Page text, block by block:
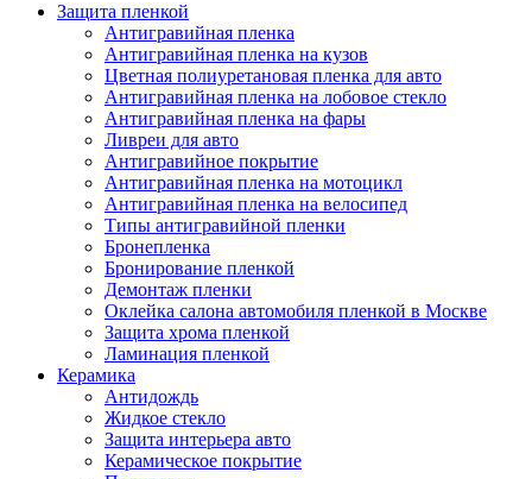
Защита пленкой
Антигравийная пленка
Антигравийная пленка на кузов
Цветная полиуретановая пленка для авто
Антигравийная пленка на лобовое стекло
Антигравийная пленка на фары
Ливреи для авто
Антигравийное покрытие
Антигравийная пленка на мотоцикл
Антигравийная пленка на велосипед
Типы антигравийной пленки
Бронепленка
Бронирование пленкой
Демонтаж пленки
Оклейка салона автомобиля пленкой в Москве
Защита хрома пленкой
Ламинация пленкой
Керамика
Антидождь
Жидкое стекло
Защита интерьера авто
Керамическое покрытие